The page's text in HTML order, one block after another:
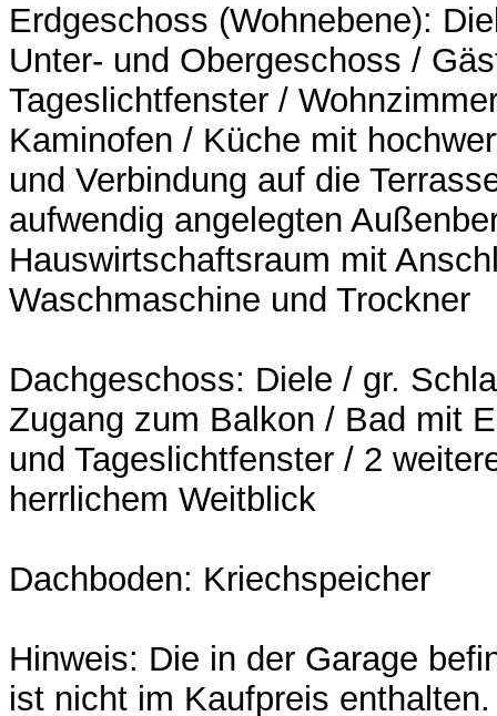
Erdgeschoss (Wohnebene):
Unter- und Obergeschoss /
Tageslichtfenster /
Kaminofen / Küche mit
und Verbindung auf die
aufwendig angelegten
Hauswirtschaftsraum mit
Waschmaschine und Trockner
Dachgeschoss: Diele / gr.
Zugang zum Balkon / Bad mit
und Tageslichtfenster / 2
herrlichem Weitblick
Dachboden: Kriechspeicher
Hinweis: Die in der Garage
ist nicht im Kaufpreis